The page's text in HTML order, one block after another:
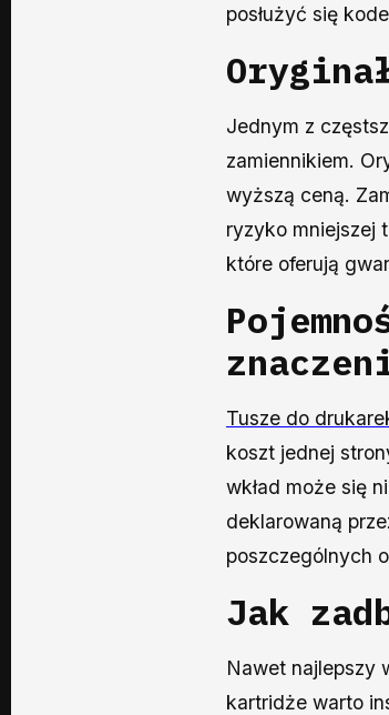
posłużyć się
Jednym z
zamiennikiem.
wyższą ceną.
ryzyko mniejszej
które oferują
Tusze do
koszt jednej
wkład może się
deklarowaną
poszczególnych
Jak
Nawet najlepszy
kartridże warto